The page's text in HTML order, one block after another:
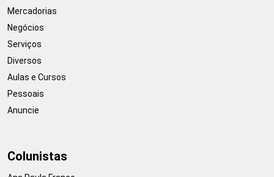
Mercadorias
Negócios
Serviços
Diversos
Aulas e Cursos
Pessoais
Anuncie
Colunistas